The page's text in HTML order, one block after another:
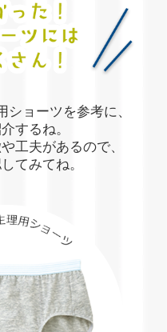
ョーツを参考に、
するね。
工夫があるので、
てみてね。